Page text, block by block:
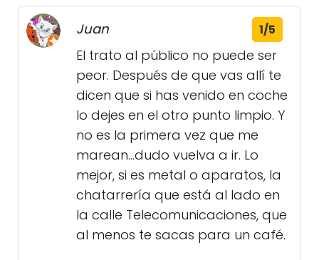
Juan 1/5
El trato al público no puede ser
peor. Después de que vas allí te
dicen que si has venido en coche
lo dejes en el otro punto limpio. Y
no es la primera vez que me
marean...dudo vuelva a ir. Lo
mejor, si es metal o aparatos, la
chatarrería que está al lado en
la calle Telecomunicaciones, que
al menos te sacas para un café.